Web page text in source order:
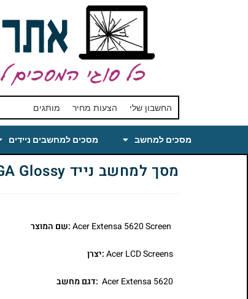
החשבון שלי הצעות מחיר מותגים
מסכים למחשב מסכים למחשבים ניידים
מסך למחשב נייד Laptop LCD Screen Replacement for Acer Extensa 5620 15.4 WXGA Glossy
:שם המוצר
Acer LCD Screens:יצרן
Acer Extensa 5620 :דגם מחשב